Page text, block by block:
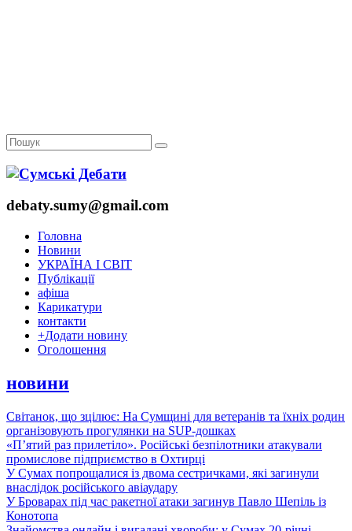
debaty.sumy@gmail.com
Головна
Новини
УКРАЇНА І СВІТ
Публікації
афіша
Карикатури
контакти
+Додати новину
Оголошення
новини
Світанок, що зцілює: На Сумщині для ветеранів та їхніх родин
організовують прогулянки на SUP-дошках
«П’ятий раз прилетіло». Російські безпілотники атакували
промислове підприємство в Охтирці
У Сумах попрощалися із двома сестричками, які загинули
внаслідок російського авіаудару
У Броварах під час ракетної атаки загинув Павло Шепіль із
Конотопа